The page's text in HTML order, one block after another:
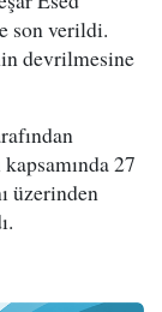
son verildi.
devrilmesine
27
üzerinden